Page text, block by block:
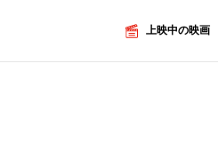
上映中の映画